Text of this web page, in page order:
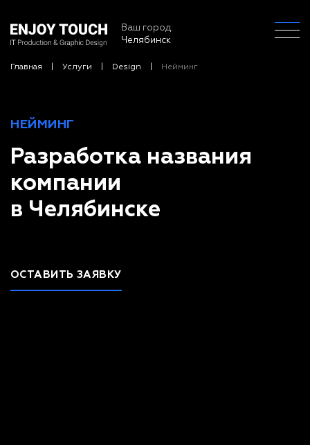
Ваш город:
Челябинск
Главная Услуги Design Нейминг
НЕЙМИНГ
Разработка названия
компании
в Челябинске
ОСТАВИТЬ ЗАЯВКУ